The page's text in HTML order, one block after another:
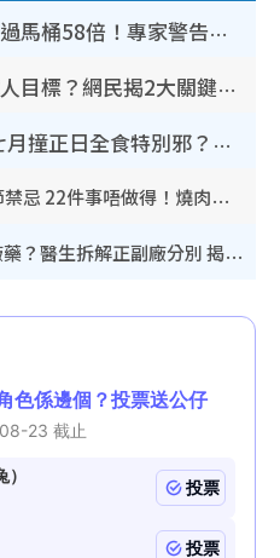
行李清潔｜車轆污糟過馬桶58倍！專家警告忌用酒精抹 教1招免污手除菌
裝修拆鐵閘隨時變賊人目標？網民揭2大關鍵用途：裝新式等於白裝？附新舊鐵閘分別
鬼門開2026｜農曆七月撞正日全食特別邪？專家警告切忌做一事！揭4大禁忌+2招保平安
鬼門開2026｜8.13鬼節禁忌 22件事唔做得！燒肉、刺身要少食？半夜勿吹口哨/打呢個電話
網傳公院改用內地/副廠藥？醫生拆解正副廠分別 揭4類人換藥隨時出事